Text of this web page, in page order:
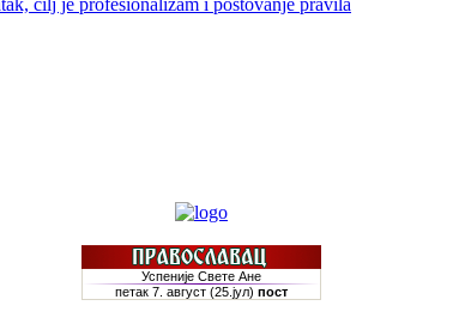
cilj je profesionalizam i poštovanje pravila